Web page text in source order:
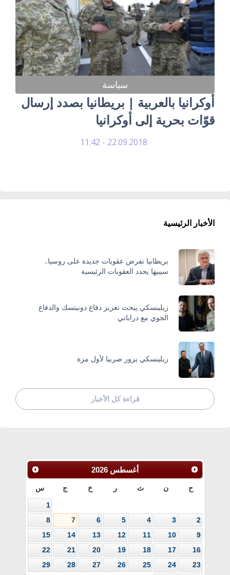
سياسة
أوكرانيا بالعربية | بريطانيا بصدد إرسال
قوّات بحرية إلى أوكرانيا
22.09.2018 - 11:42
الأخبار الرئيسية
بريطانيا تفرض عقوبات جديدة على روسيا..
سيبيها يحدد العقوبات الرئيسية
زيلينسكي يبحث تعزيز دفاع دونيتسك والدفاع
الجوي مع دراباتي
زيلينسكي يزور صربيا لأول مرة
قراءة كل الأخبار
أغسطس 2026
ح ن ث ر خ ج س
1
2
3
4
5
6
7
8
9
10
11
12
13
14
15
16
17
18
19
20
21
22
23
24
25
26
27
28
29